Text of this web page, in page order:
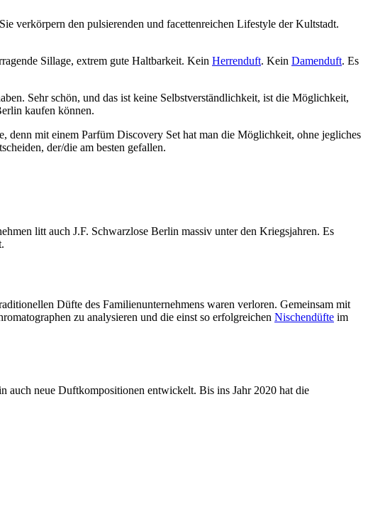
verkörpern den pulsierenden und facettenreichen Lifestyle der Kultstadt.
Sillage, extrem gute Haltbarkeit. Kein Herrenduft. Kein Damenduft. Es
Sehr schön, und das ist keine Selbstverständlichkeit, ist die Möglichkeit,
kaufen können.
denn mit einem Parfüm Discovery Set hat man die Möglichkeit, ohne jegliches
der/die am besten gefallen.
litt auch J.F. Schwarzlose Berlin massiv unter den Kriegsjahren. Es
Düfte des Familienunternehmens waren verloren. Gemeinsam mit
zu analysieren und die einst so erfolgreichen Nischendüfte im
auch neue Duftkompositionen entwickelt. Bis ins Jahr 2020 hat die